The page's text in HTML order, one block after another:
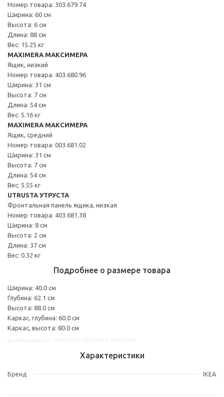
Номер товара: 303.679.74
Ширина: 60 см
Высота: 6 см
Длина: 88 см
Вес: 15.25 кг
MAXIMERA МАКСИМЕРА
Ящик, низкий
Номер товара: 403.680.96
Ширина: 31 см
Высота: 7 см
Длина: 54 см
Вес: 5.16 кг
MAXIMERA МАКСИМЕРА
Ящик, средний
Номер товара: 003.681.02
Ширина: 31 см
Высота: 7 см
Длина: 54 см
Вес: 5.55 кг
UTRUSTA УТРУСТА
Фронтальная панель ящика, низкая
Номер товара: 403.681.38
Ширина: 8 см
Высота: 2 см
Длина: 37 см
Вес: 0.32 кг
Подробнее о размере товара
Ширина: 40.0 см
Глубина: 62.1 см
Высота: 88.0 см
Каркас, глубина: 60.0 см
Каркас, высота: 80.0 см
Характеристики
Бренд IKEA